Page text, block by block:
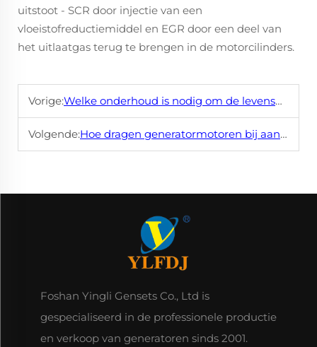
uitstoot - SCR door injectie van een
vloeistofreductiemiddel en EGR door een deel van
het uitlaatgas terug te brengen in de motorcilinders.
Vorige:Welke onderhoud is nodig om de levensduur van een dieselmotor te garanderen?
Volgende:Hoe dragen generatormotoren bij aan verschillende elektriciteitsgeneratie-toepassingen?
Foshan Yingli Gensets Co., Ltd is
gespecialiseerd in de professionele productie
en verkoop van generatoren sinds 2001.